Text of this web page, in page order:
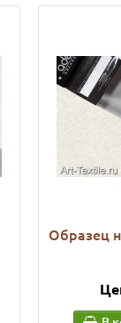
Образец